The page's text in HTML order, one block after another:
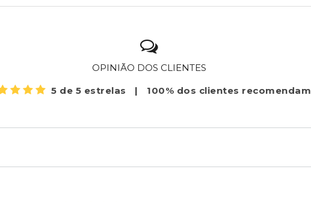
OPINIÃO DOS CLIENTES
5 de 5 estrelas
| 100% dos clientes recomendam